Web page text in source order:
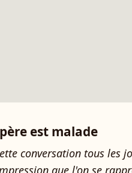
est malade
conversation tous les
que l'on se